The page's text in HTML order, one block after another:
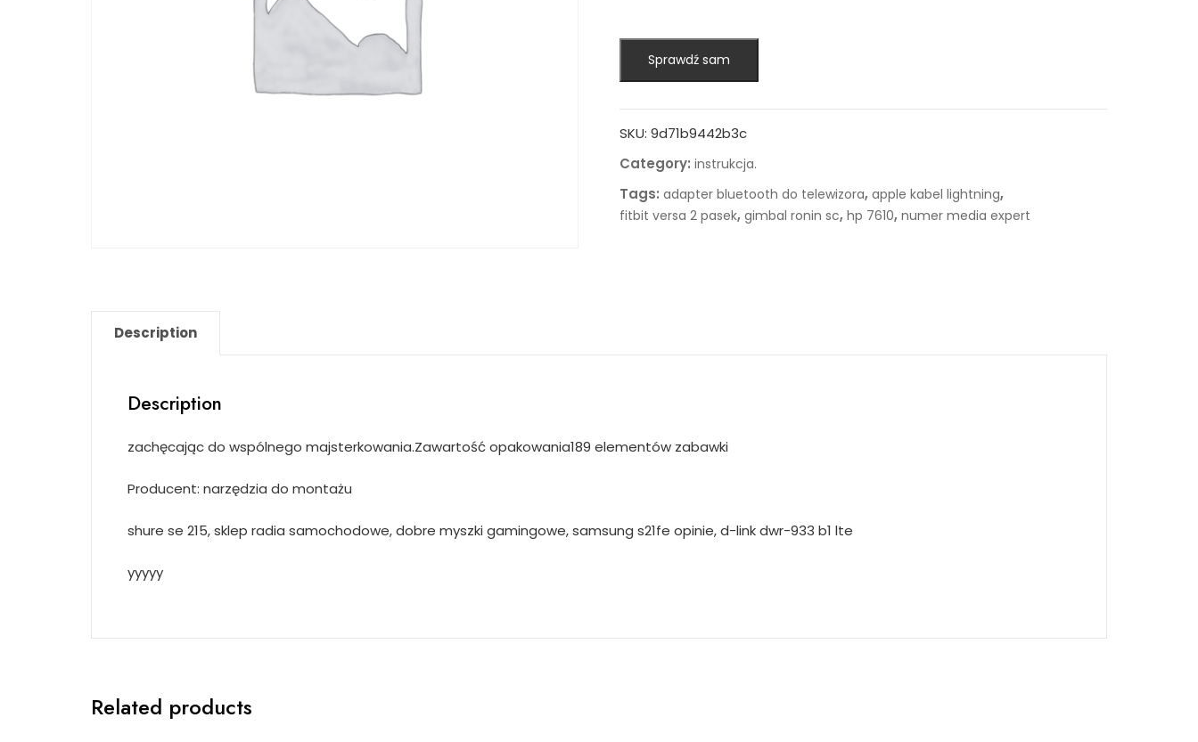
Sprawdź sam
SKU: 9d71b9442b3c
Category: instrukcja.
Tags: adapter bluetooth do telewizora, apple kabel lightning,
fitbit versa 2 pasek, gimbal ronin sc, hp 7610, numer media expert
Description
Description
zachęcając do wspólnego majsterkowania.Zawartość opakowania189 elementów zabawki
Producent: narzędzia do montażu
shure se 215, sklep radia samochodowe, dobre myszki gamingowe, samsung s21fe opinie, d-link dwr-933 b1 lte
yyyyy
Related products